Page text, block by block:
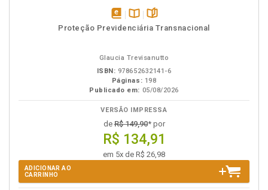
disponívelDisponível
páginas
Proteção Previdenciária Transnacional
Glaucia Trevisanutto
ISBN: 978652632141-6
Páginas: 198
Publicado em: 05/08/2026
VERSÃO IMPRESSA
deR$ 149,90* por
R$ 134,91
em 5x de R$ 26,98
ADICIONAR AO
CARRINHO